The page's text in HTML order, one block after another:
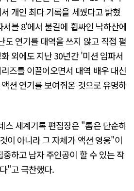
개인 최다 기록을 세웠다고 밝혔
블 8'에서 불길에 휩싸인 낙하산에
도 연기를 대역을 쓰지 않고 직접 펼
외에도 지난 30년간 '미션 임파서
즈를 이끌어오면서 대역 배우 대신
션 연기를 보여줘온 것으로 유명하
스 세계기록 편집장은 "톰은 단순히
이 아니라 그 자체가 액션 영웅"이
하고 남자 주인공이 할 수 있는 작
"고 극찬했다.